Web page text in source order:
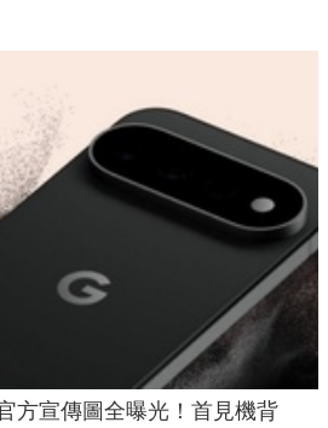
方宣傳圖全曝光！首見機背